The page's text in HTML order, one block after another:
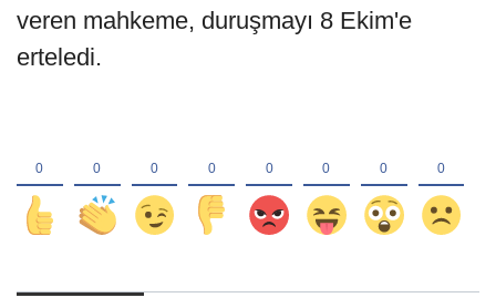
veren mahkeme, duruşmayı 8 Ekim'e
erteledi.